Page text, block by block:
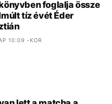
foglalja össze
tíz évét Éder
10:09 -KOR